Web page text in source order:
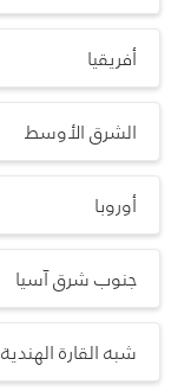
أفريقيا
الشرق الأوسط
أوروبا
جنوب شرق آسيا
شبه القارة الهندية